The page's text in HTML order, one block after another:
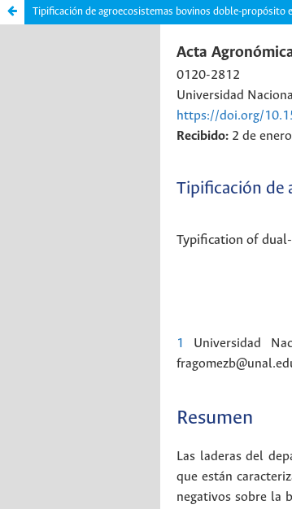
Tipificación de agroecosistemas bovinos doble-propósito